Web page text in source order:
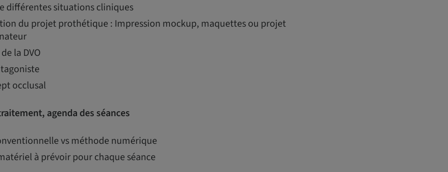
différentes situations cliniques
du projet prothétique : Impression mockup, maquettes ou projet
la DVO
occlusal
agenda des séances
vs méthode numérique
à prévoir pour chaque séance